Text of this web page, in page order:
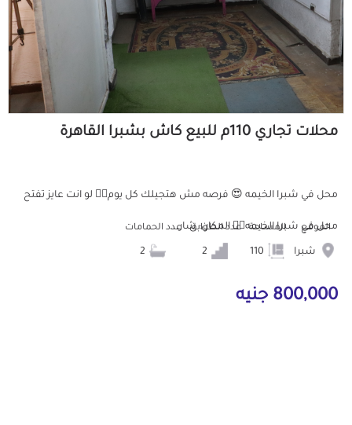
محلات تجاري 110م للبيع كاش بشبرا القاهرة
محل في شبرا الخيمه 😍 فرصه مش هتجيلك كل يوم👌🏻 لو انت عايز تفتح
محل في شبرا الخيمه👌🏻 المكان: شار...
الموقع
شبرا
المساحة عدد الطوابق عدد الحمامات
800,000 جنيه